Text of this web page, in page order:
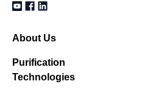
About Us
Purification
Technologies